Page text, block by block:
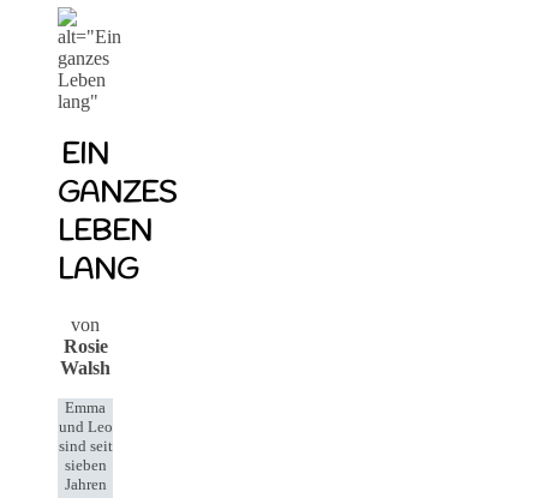
EIN
GANZES
LEBEN
LANG
von
Rosie
Walsh
Emma
und Leo
sind seit
sieben
Jahren